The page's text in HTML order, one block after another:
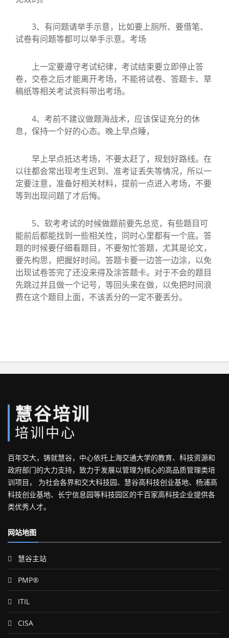
3、有问题请举手示意，比如要上厕所、要借笔、
试卷有问题等都可以举手示意。考场
上一定要遵守考试纪律，考试结束要立即停止答
卷，交卷之后才能离开考场，不能将试卷、答题卡、草
稿纸等相关考试资料带出考场。
4、考前不建议做题海战术，应该保证充分的休
息，保持一个好的心态。晚上早点睡，
早上早点抵达考场，不要太赶了，规划好路线。在
以往都会常出现考生迟到、准考证丢失等情况，所以一
定要注意，准备好相关材料，提前一点进入考场，不要
等到出现问题了才后悔。
5、软考考试的时候做题前要先总览，有些题目可
能前后都能找到一些相关性，同时心里都有一个底。答
题的时候要仔细看题目，不要匆忙答题，尤其是论文，
要先构思，把握好时间。答题卡要一边答一边涂，以免
出现试卷答完了还没来得及涂答题卡。对于不会的题目
先跳过并且做一个记号，等回头来在做，以免把时间浪
费在这个题目上面，不该丢分的一定不要丢分。
慧谷培训
培训中心
百年交大，铸就慧谷，中心依托上海交通大学的教育、科技资源和
政府部门的大力支持，致力于发展以管理为核心的高品质管理类培
训项目， 为社会各界和交大科技园、慧谷高科技创业基地、杨浦高
科技创业基地、长宁信息园等科技园区的千百家高科技企业提供各
类优秀人才。
网站地图
慧谷主站
PMP®
ITIL
CISA